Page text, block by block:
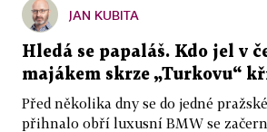
JAN KUBITA
Hledá se papaláš. Kdo jel v
majákem skrze „Turkovu“
Před několika dny se do jedné
přihnalo obří luxusní BMW se